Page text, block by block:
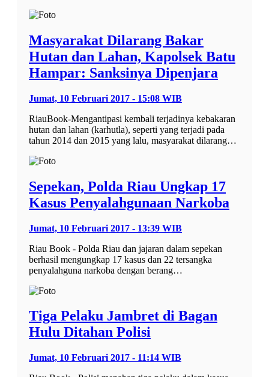
Masyarakat Dilarang Bakar
Hutan dan Lahan, Kapolsek Batu
Hampar: Sanksinya Dipenjara
Jumat, 10 Februari 2017 - 15:08 WIB
RiauBook-Mengantipasi kembali terjadinya kebakaran
hutan dan lahan (karhutla), seperti yang terjadi pada
tahun 2014 dan 2015 yang lalu, masyarakat dilarang…
Sepekan, Polda Riau Ungkap 17
Kasus Penyalahgunaan Narkoba
Jumat, 10 Februari 2017 - 13:39 WIB
Riau Book - Polda Riau dan jajaran dalam sepekan
berhasil mengungkap 17 kasus dan 22 tersangka
penyalahguna narkoba dengan berang…
Tiga Pelaku Jambret di Bagan
Hulu Ditahan Polisi
Jumat, 10 Februari 2017 - 11:14 WIB